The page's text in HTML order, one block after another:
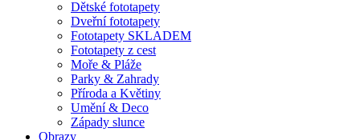
Dětské fototapety
Dveřní fototapety
Fototapety SKLADEM
Fototapety z cest
Moře & Pláže
Parky & Zahrady
Příroda a Květiny
Umění & Deco
Západy slunce
Obrazy